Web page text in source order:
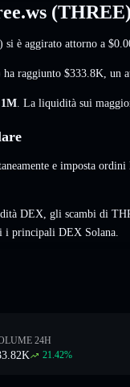
(THREE)
si è aggirato attorno a
raggiunto $333.8K un
. La liquidità sui
e imposta ordini
DEX, gli scambi di
i principali DEX Solana.
24H
21.42%